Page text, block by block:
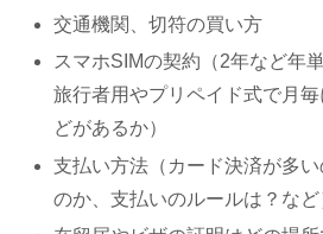
交通機関、切符の買い方
スマホSIMの契約（2年など年
旅行者用やプリペイド式で月
どがあるか）
支払い方法（カード決済が多
のか、支払いのルールは？など